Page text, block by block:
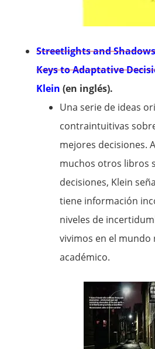
Streetlights and
Keys to Adaptative
Klein (en inglés).
Una serie de ideas
contraintuitivas
mejores decisiones.
muchos otros libros
decisiones, Klein
tiene información
niveles de
vivimos en el mundo
académico.